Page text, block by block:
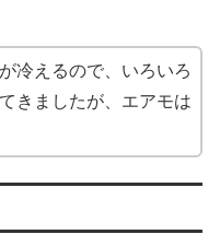
冷えるので、いろいろ
きましたが、エアモは